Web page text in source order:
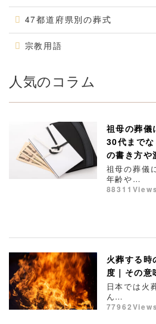
47都道府県別の葬式
宗教用語
人気のコラム
祖母の葬儀
30代まで
の書き方や
祖母の葬儀
年齢や…
88311Views
火葬する
度｜その
日本では火
ん…
77962Views